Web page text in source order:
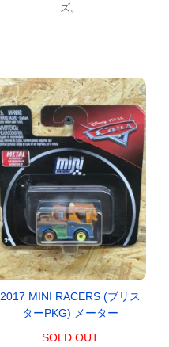
ズ。
2017 MINI RACERS (ブリス
ターPKG) メーター
SOLD OUT